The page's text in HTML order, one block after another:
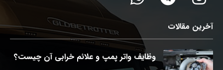
آخرین مقالات
وظایف واتر پمپ و علائم خرابی آن چیست؟